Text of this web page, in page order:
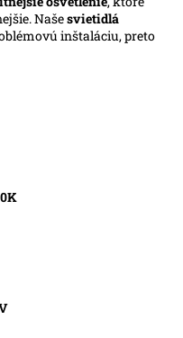
Našesvietidlá
inštaláciu, preto